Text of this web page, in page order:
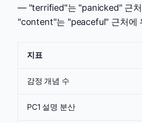
— "terrified"는 "panicked" 근
"content"는 "peaceful" 근처에
지표
감정 개념 수
PC1 설명 분산